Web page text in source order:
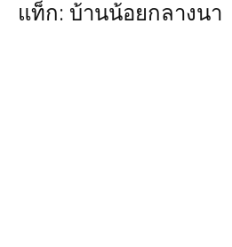
แท็ก: บ้านน้อยกลางนา